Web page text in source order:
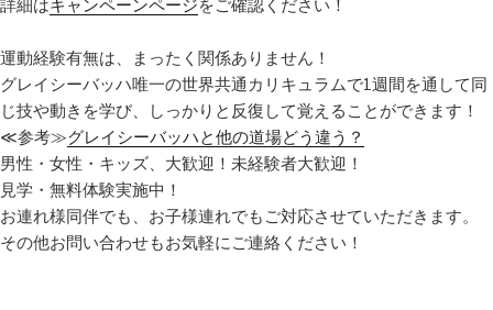
詳細はキャンペーンページをご確認ください！
運動経験有無は、まったく関係ありません！
グレイシーバッハ唯一の世界共通カリキュラムで1週間を通して同
じ技や動きを学び、しっかりと反復して覚えることができます！
≪参考≫グレイシーバッハと他の道場どう違う？
男性・女性・キッズ、大歓迎！未経験者大歓迎！
見学・無料体験実施中！
お連れ様同伴でも、お子様連れでもご対応させていただきます。
その他お問い合わせもお気軽にご連絡ください！